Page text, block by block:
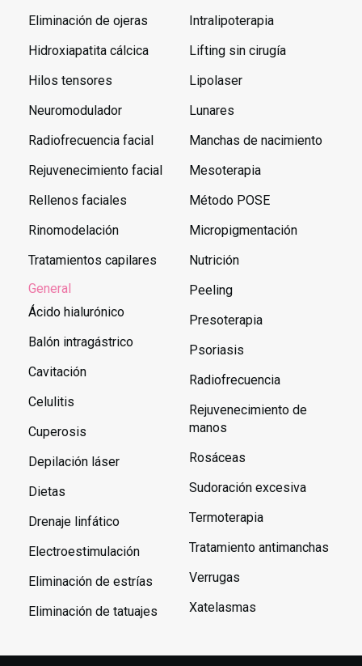
Eliminación de ojeras
Hidroxiapatita cálcica
Hilos tensores
Neuromodulador
Radiofrecuencia facial
Rejuvenecimiento facial
Rellenos faciales
Rinomodelación
Tratamientos capilares
General
Ácido hialurónico
Balón intragástrico
Cavitación
Celulitis
Cuperosis
Depilación láser
Dietas
Drenaje linfático
Electroestimulación
Eliminación de estrías
Eliminación de tatuajes
Intralipoterapia
Lifting sin cirugía
Lipolaser
Lunares
Manchas de nacimiento
Mesoterapia
Método POSE
Micropigmentación
Nutrición
Peeling
Presoterapia
Psoriasis
Radiofrecuencia
Rejuvenecimiento de
manos
Rosáceas
Sudoración excesiva
Termoterapia
Tratamiento antimanchas
Verrugas
Xatelasmas